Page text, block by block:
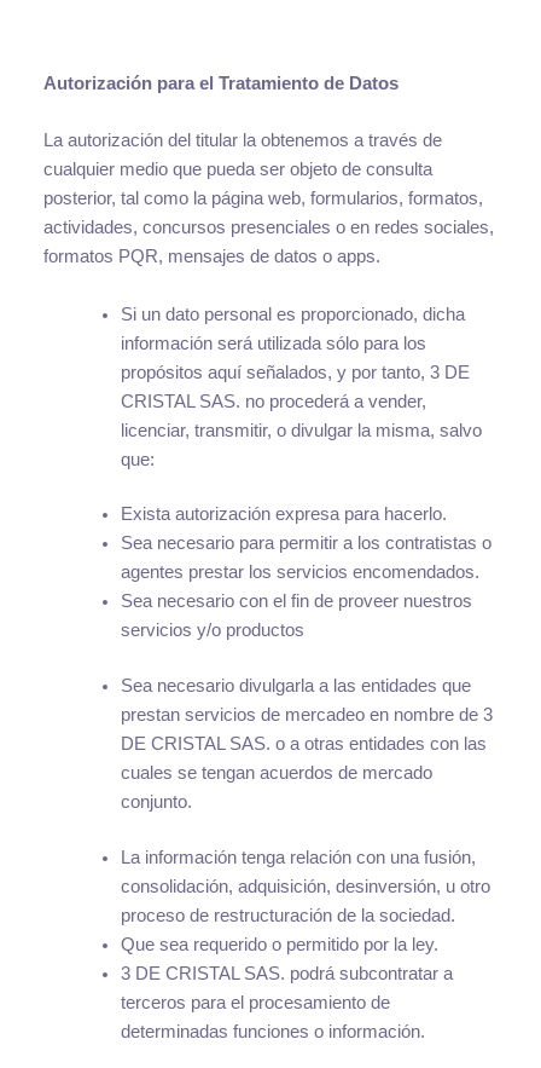
Autorización para el Tratamiento de Datos
La autorización del titular la obtenemos a través de
cualquier medio que pueda ser objeto de consulta
posterior, tal como la página web, formularios, formatos,
actividades, concursos presenciales o en redes sociales,
formatos PQR, mensajes de datos o apps.
Si un dato personal es proporcionado, dicha
información será utilizada sólo para los
propósitos aquí señalados, y por tanto, 3 DE
CRISTAL SAS. no procederá a vender,
licenciar, transmitir, o divulgar la misma, salvo
que:
Exista autorización expresa para hacerlo.
Sea necesario para permitir a los contratistas o
agentes prestar los servicios encomendados.
Sea necesario con el fin de proveer nuestros
servicios y/o productos
Sea necesario divulgarla a las entidades que
prestan servicios de mercadeo en nombre de 3
DE CRISTAL SAS. o a otras entidades con las
cuales se tengan acuerdos de mercado
conjunto.
La información tenga relación con una fusión,
consolidación, adquisición, desinversión, u otro
proceso de restructuración de la sociedad.
Que sea requerido o permitido por la ley.
3 DE CRISTAL SAS. podrá subcontratar a
terceros para el procesamiento de
determinadas funciones o información.